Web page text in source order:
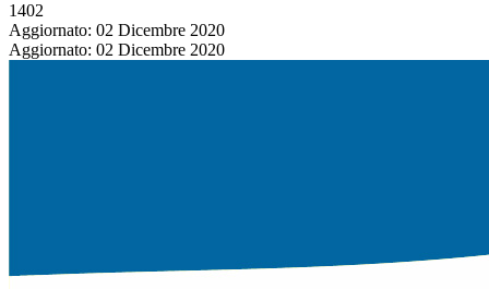
1402
Aggiornato: 02 Dicembre 2020
Aggiornato: 02 Dicembre 2020